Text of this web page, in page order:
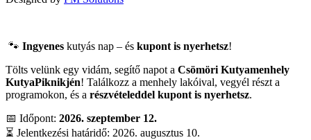
🐾 Ingyenes kutyás nap – és kupont is nyerhetsz!
Tölts velünk egy vidám, segítő napot a Csömöri Kutyamenhely
KutyaPiknikjén! Találkozz a menhely lakóival, vegyél részt a
programokon, és a részvételeddel kupont is nyerhetsz.
📅 Időpont: 2026. szeptember 12.
⏳ Jelentkezési határidő: 2026. augusztus 10.